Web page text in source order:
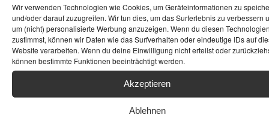
Wir verwenden Technologien wie Cookies, um Geräteinformationen zu
und/oder darauf zuzugreifen. Wir tun dies, um das Surferlebnis zu verbessern
um (nicht) personalisierte Werbung anzuzeigen. Wenn du diesen
zustimmst, können wir Daten wie das Surfverhalten oder eindeutige IDs auf
Website verarbeiten. Wenn du deine Einwilligung nicht erteilst oder
können bestimmte Funktionen beeinträchtigt werden.
Akzeptieren
Ablehnen
Toshiba EMI etablierte sich mit der Pro-Use-Serie als Vorreiter in der
Produktion von audiophilen Schallplatten, die mit einer Vielzahl von
technischen Verbesserungen ausgestattet waren. Diese Serie fand
eine treue Anhängerschaft unter audiophilen Enthusiasten und
professionellen Nutzern, die auf höchste Klangtreue und ein
unverfälschtes Hörerlebnis Wert legten. Sie trug maßgeblich dazu bei,
verschaffte Toshiba EMI einen weltweiten Ruf als Hersteller von